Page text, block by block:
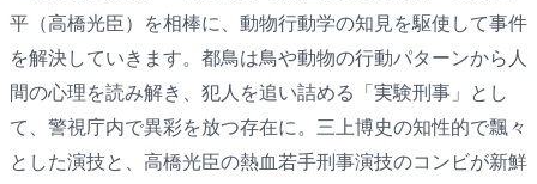
平（高橋光臣）を相棒に、動物行動学の知見を駆使して事件
を解決していきます。都鳥は鳥や動物の行動パターンから人
間の心理を読み解き、犯人を追い詰める「実験刑事」とし
て、警視庁内で異彩を放つ存在に。三上博史の知性的で飄々
とした演技と、高橋光臣の熱血若手刑事演技のコンビが新鮮